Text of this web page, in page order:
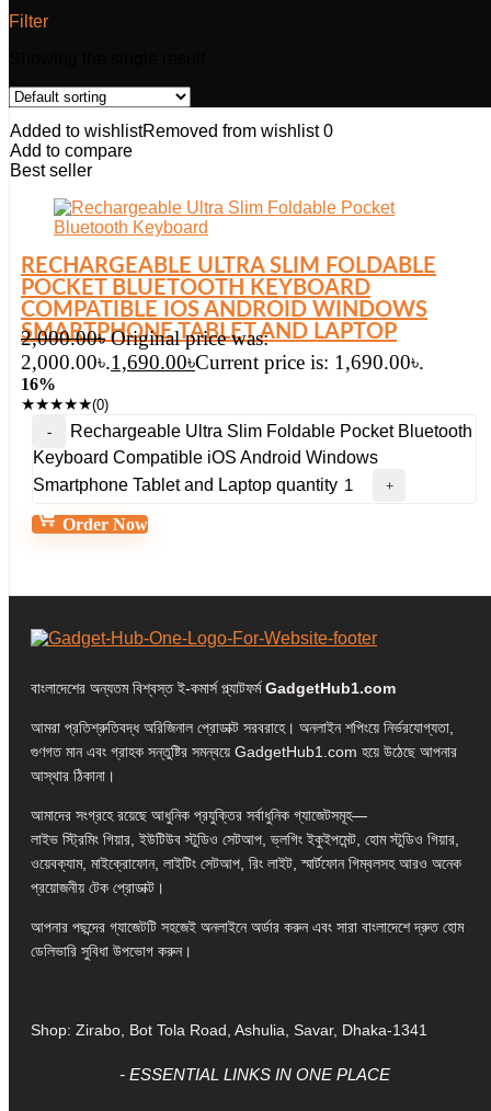
Filter
Added to wishlistRemoved from wishlist 0
Add to compare
Best seller
RECHARGEABLE ULTRA SLIM FOLDABLE
POCKET BLUETOOTH KEYBOARD
COMPATIBLE IOS ANDROID WINDOWS
SMARTPHONE TABLET AND LAPTOP
2,000.00৳ Original price was:
2,000.00৳.1,690.00৳Current price is: 1,690.00৳.
16%
★★★★★(0)
Rechargeable Ultra Slim Foldable Pocket Bluetooth
Keyboard Compatible iOS Android Windows
Smartphone Tablet and Laptop quantity
Order Now
বাংলাদেশের অন্যতম বিশ্বস্ত ই-কমার্স প্ল্যাটফর্মGadgetHub1.com
আমরা প্রতিশ্রুতিবদ্ধ অরিজিনাল প্রোডাক্ট সরবরাহে। অনলাইন শপিংয়ে নির্ভরযোগ্যতা,
গুণগত মান এবং গ্রাহক সন্তুষ্টির সমন্বয়ে GadgetHub1.com হয়ে উঠেছে আপনার
আস্থার ঠিকানা।
আমাদের সংগ্রহে রয়েছে আধুনিক প্রযুক্তির সর্বাধুনিক গ্যাজেটসমূহ—
লাইভ স্ট্রিমিং গিয়ার, ইউটিউব স্টুডিও সেটআপ, ভ্লগিং ইকুইপমেন্ট, হোম স্টুডিও গিয়ার,
ওয়েবক্যাম, মাইক্রোফোন, লাইটিং সেটআপ, রিং লাইট, স্মার্টফোন গিম্বলসহ আরও অনেক
প্রয়োজনীয় টেক প্রোডাক্ট।
আপনার পছন্দের গ্যাজেটটি সহজেই অনলাইনে অর্ডার করুন এবং সারা বাংলাদেশে দ্রুত হোম
ডেলিভারি সুবিধা উপভোগ করুন।
Shop: Zirabo, Bot Tola Road, Ashulia, Savar, Dhaka-1341
- ESSENTIAL LINKS IN ONE PLACE